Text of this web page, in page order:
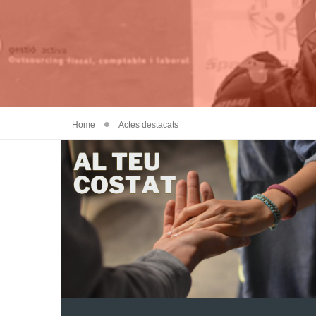
Home Actes destacats